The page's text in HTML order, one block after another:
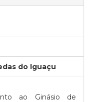
do Iguaçu
ao Ginásio de